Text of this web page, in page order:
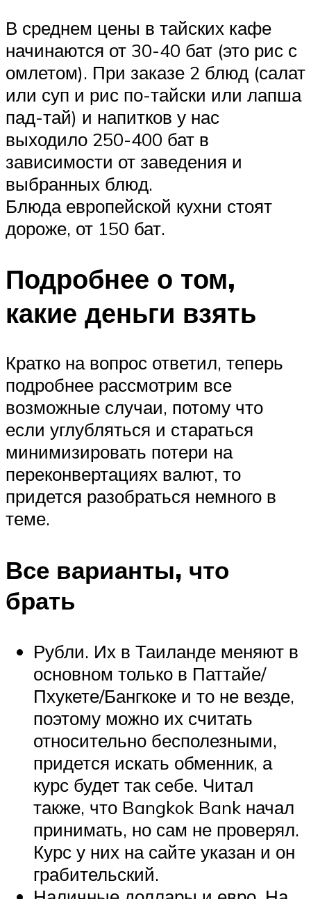
В среднем цены в тайских кафе
начинаются от 30-40 бат (это рис с
омлетом). При заказе 2 блюд (салат
или суп и рис по-тайски или лапша
пад-тай) и напитков у нас
выходило 250-400 бат в
зависимости от заведения и
выбранных блюд.
Блюда европейской кухни стоят
дороже, от 150 бат.
Подробнее о том,
какие деньги взять
Кратко на вопрос ответил, теперь
подробнее рассмотрим все
возможные случаи, потому что
если углубляться и стараться
минимизировать потери на
переконвертациях валют, то
придется разобраться немного в
теме.
Все варианты, что
брать
Рубли. Их в Таиланде меняют в
основном только в Паттайе/
Пхукете/Бангкоке и то не везде,
поэтому можно их считать
относительно бесполезными,
придется искать обменник, а
курс будет так себе. Читал
также, что Bangkok Bank начал
принимать, но сам не проверял.
Курс у них на сайте указан и он
грабительский.